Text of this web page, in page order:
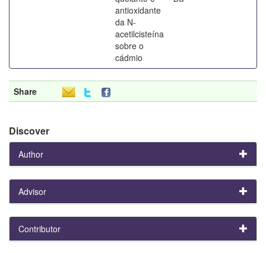
antioxidante
da N-
acetilcisteína
sobre o
cádmio
Share
Discover
Author
Advisor
Contributor